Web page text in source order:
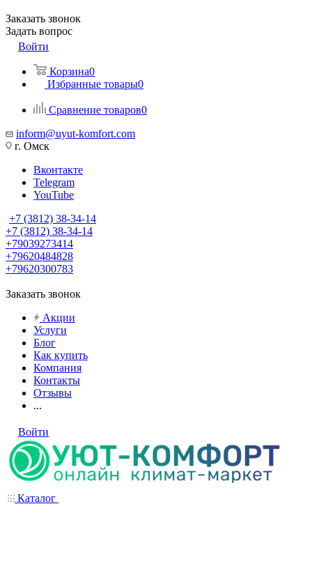
Заказать звонок
Задать вопрос
Войти
Корзина0
Избранные товары0
Сравнение товаров0
inform@uyut-komfort.com
г. Омск
Вконтакте
Telegram
YouTube
+7 (3812) 38-34-14
+7 (3812) 38-34-14
+79039273414
+79620484828
+79620300783
Заказать звонок
Акции
Услуги
Блог
Как купить
Компания
Контакты
Отзывы
...
Войти
Каталог